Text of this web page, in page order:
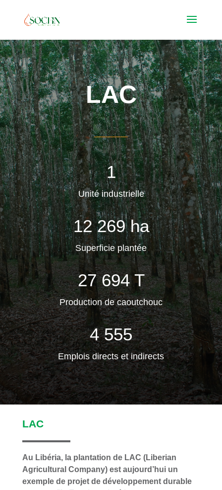
LAC
1
Unité industrielle
12 269 ha
Superficie plantée
27 694 T
Production de caoutchouc
4 555
Emplois directs et indirects
LAC
Au Libéria, la plantation de LAC (Liberian
Agricultural Company) est aujourd’hui un
exemple de projet de développement durable